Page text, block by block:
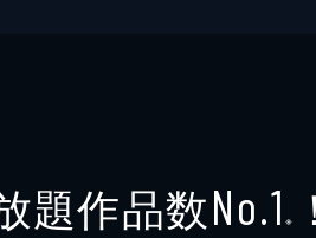
題作品数No.1 ※